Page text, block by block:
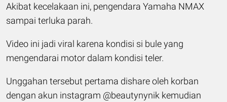
Akibat kecelakaan ini, pengendara Yamaha NMAX
sampai terluka parah.
Video ini jadi viral karena kondisi si bule yang
mengendarai motor dalam kondisi teler.
Unggahan tersebut pertama dishare oleh korban
dengan akun instagram @beautynynik kemudian